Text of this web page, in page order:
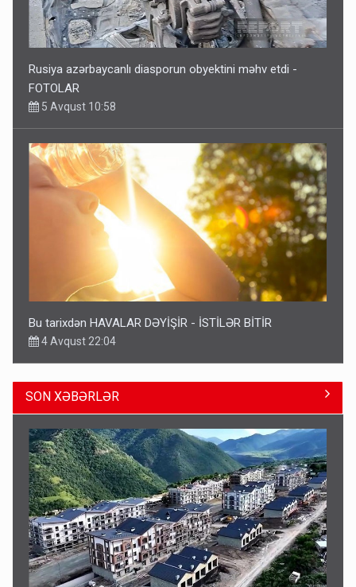
Rusiya azərbaycanlı diasporun obyektini məhv etdi -
FOTOLAR
5 Avqust 10:58
Bu tarixdən HAVALAR DƏYİŞİR - İSTİLƏR BİTİR
4 Avqust 22:04
ŞOK! David Seliverstov ölkədən qaçdı
6 Avqust 14:14
SON XƏBƏRLƏR